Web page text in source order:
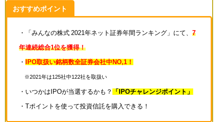
おすすめポイント
・「みんなの株式 2021年ネット証券年間ランキング」にて、 7
年連続総合1位を獲得！
・ IPO取扱い銘柄数全証券会社中NO,1！
※2021年は125社中122社を取扱い
・いつかはIPOが当選するかも？ 「IPOチャレンジポイント」
・Tポイントを使って投資信託を購入できる！